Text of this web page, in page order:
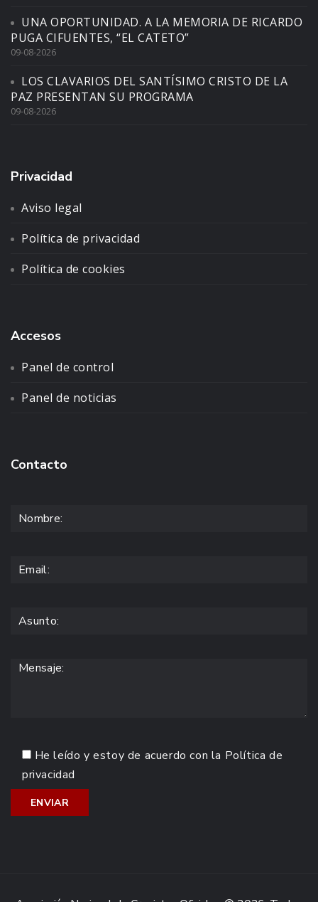
UNA OPORTUNIDAD. A LA MEMORIA DE RICARDO
PUGA CIFUENTES, “EL CATETO”
09-08-2026
LOS CLAVARIOS DEL SANTÍSIMO CRISTO DE LA
PAZ PRESENTAN SU PROGRAMA
09-08-2026
Privacidad
Aviso legal
Política de privacidad
Política de cookies
Accesos
Panel de control
Panel de noticias
Contacto
He leído y estoy de acuerdo con la Política de
privacidad